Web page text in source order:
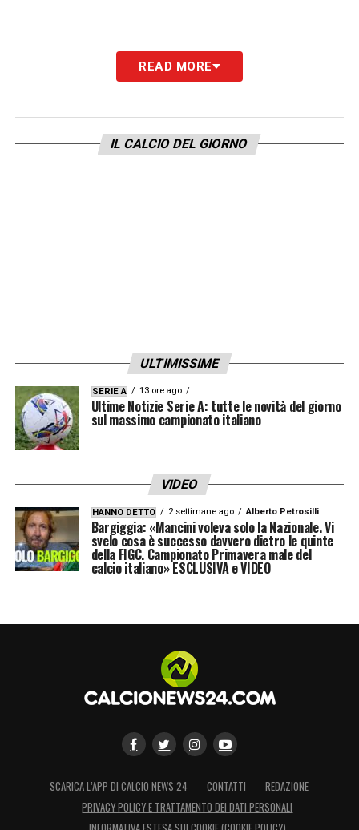
READ MORE
IL CALCIO DEL GIORNO
ULTIMISSIME
SERIE A 13 ore ago
Ultime Notizie Serie A: tutte le novità del giorno
sul massimo campionato italiano
VIDEO
HANNO DETTO 2 settimane ago Alberto Petrosilli
Bargiggia: «Mancini voleva solo la Nazionale. Vi
svelo cosa è successo davvero dietro le quinte
della FIGC. Campionato Primavera male del
calcio italiano» ESCLUSIVA e VIDEO
SCARICA L’APP DI CALCIO NEWS 24 CONTATTI
REDAZIONE
PRIVACY POLICY E TRATTAMENTO DEI DATI PERSONALI